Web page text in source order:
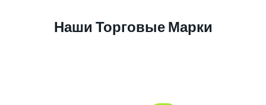
Наши Торговые Марки